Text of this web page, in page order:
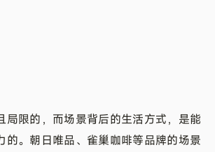
局限的，而场景背后的生活方式，是能
的。朝日唯品、雀巢咖啡等品牌的场景